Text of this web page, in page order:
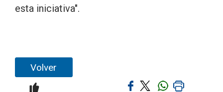
esta iniciativa".
Volver